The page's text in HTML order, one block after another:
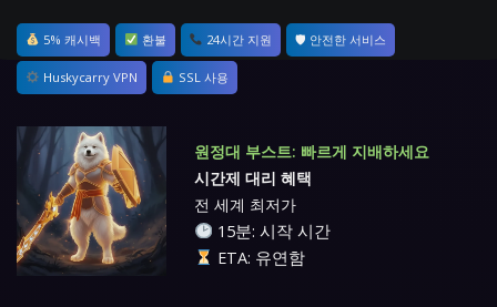
5% 캐시백 환불 24시간 지원 🛡 안전한 서비스
Huskycarry VPN SSL 사용
원정대 부스트: 빠르게 지배하세요
시간제 대리 혜택
전 세계 최저가
15분: 시작 시간
ETA: 유연함